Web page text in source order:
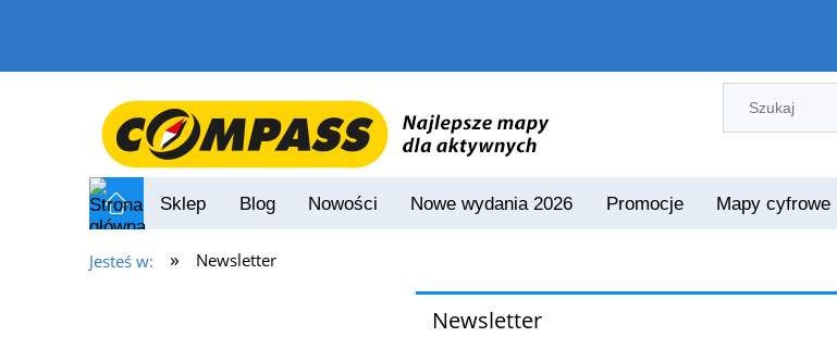
Sklep Blog Nowości Nowe wydania 2026 Promocje Mapy cyfrowe
Jesteś w: » Newsletter
Newsletter